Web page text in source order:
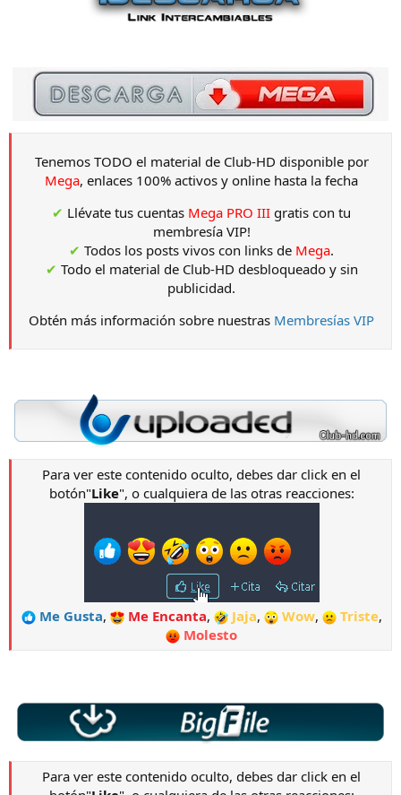
Tenemos TODO el material de Club-HD disponible por
Mega, enlaces 100% activos y online hasta la fecha
✔ Llévate tus cuentas Mega PRO III gratis con tu
membresía VIP!
✔ Todos los posts vivos con links de Mega.
✔ Todo el material de Club-HD desbloqueado y sin
publicidad.
Obtén más información sobre nuestras Membresías VIP
Para ver este contenido oculto, debes dar click en el
botón"Like", o cualquiera de las otras reacciones:
Me Gusta, Me Encanta, Jaja, Wow, Triste,
Molesto
Para ver este contenido oculto, debes dar click en el